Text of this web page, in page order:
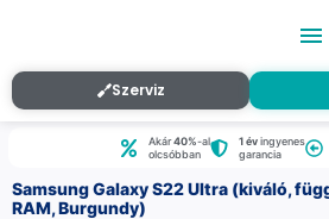
Szerviz
Akár40%-al
olcsóbban
1 évingyenes
garancia
Samsung Galaxy S22 Ultra (kiváló,
RAM, Burgundy)